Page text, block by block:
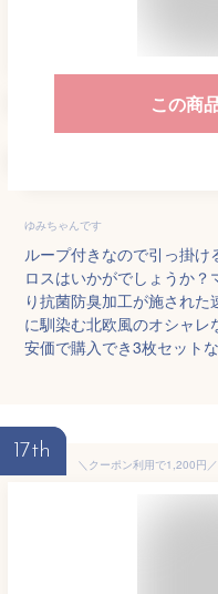
この商
ゆみちゃんです
ループ付きなので引っ掛
ロスはいかがでしょうか
り抗菌防臭加工が施され
に馴染む北欧風のオシャレ
安価で購入でき3枚セット
17th